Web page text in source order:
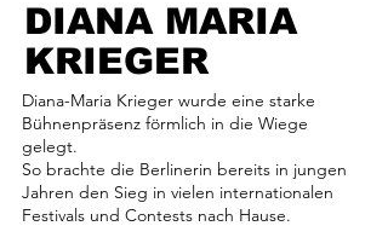
DIANA MARIA
KRIEGER
Diana-Maria Krieger wurde eine starke
Bühnenpräsenz förmlich in die Wiege
gelegt.
So brachte die Berlinerin bereits in jungen
Jahren den Sieg in vielen internationalen
Festivals und Contests nach Hause.